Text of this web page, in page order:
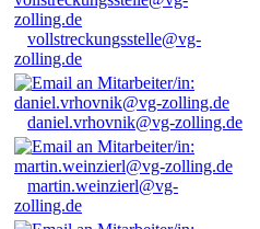
vollstreckungsstelle@vg-
zolling.de
daniel.vrhovnik@vg-zolling.de
martin.weinzierl@vg-
zolling.de